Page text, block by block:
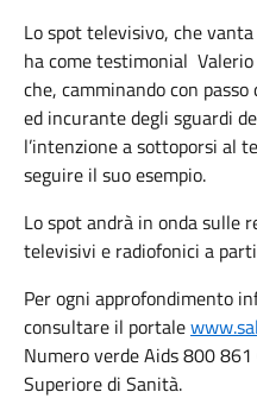
Lo spot televisivo, che
ha come testimonial
che, camminando con
ed incurante degli sguardi
l’intenzione a sottoporsi al
seguire il suo esempio.
Lo spot andrà in onda sulle
televisivi e radiofonici a
Per ogni approfondimento
consultare il portale
Numero verde Aids 800
Superiore di Sanità.